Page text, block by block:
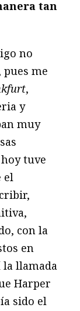
tan
no
pues me
,
y
muy
tuve
el
con la
en
llamada
Harper
sido el